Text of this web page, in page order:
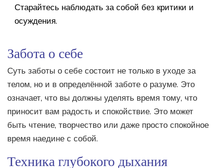
Старайтесь наблюдать за собой без критики и
осуждения.
Забота о себе
Суть заботы о себе состоит не только в уходе за
телом, но и в определённой заботе о разуме. Это
означает, что вы должны уделять время тому, что
приносит вам радость и спокойствие. Это может
быть чтение, творчество или даже просто спокойное
время наедине с собой.
Техника глубокого дыхания